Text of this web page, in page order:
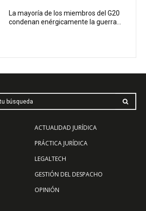
La mayoría de los miembros del G20
condenan enérgicamente la guerra...
búsqueda
ACTUALIDAD JURÍDICA
PRÁCTICA JURÍDICA
LEGALTECH
GESTIÓN DEL DESPACHO
OPINIÓN